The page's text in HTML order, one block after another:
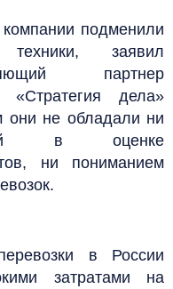
подменили
техники, заявил
партнер
«Стратегия дела»
они не обладали ни
в оценке
ни пониманием
в России
затратами на